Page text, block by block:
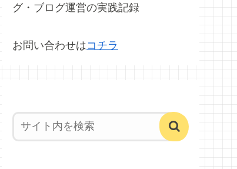
グ・ブログ運営の実践記録
お問い合わせはコチラ